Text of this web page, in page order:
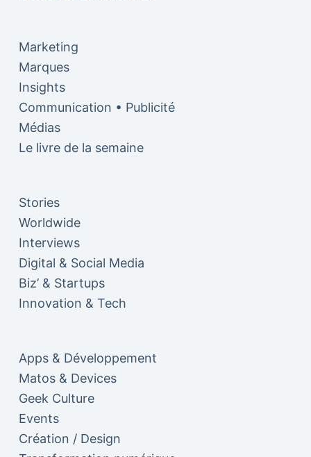
Marketing
Marques
Insights
Communication • Publicité
Médias
Le livre de la semaine
Stories
Worldwide
Interviews
Digital & Social Media
Biz’ & Startups
Innovation & Tech
Apps & Développement
Matos & Devices
Geek Culture
Events
Création / Design